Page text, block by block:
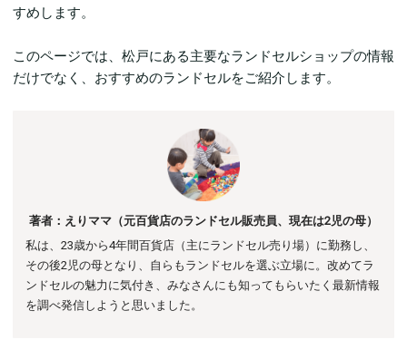
すめします。
このページでは、松戸にある主要なランドセルショップの情報
だけでなく、おすすめのランドセルをご紹介します。
著者：えりママ（元百貨店のランドセル販売員、現在は2児の母）
私は、23歳から4年間百貨店（主にランドセル売り場）に勤務し、
その後2児の母となり、自らもランドセルを選ぶ立場に。 改めてラ
ンドセルの魅力に気付き、みなさんにも知ってもらいたく最新情報
を調べ発信しようと思いました。